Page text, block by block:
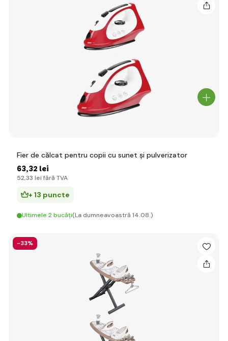
Fier de călcat pentru copii cu sunet și pulverizator
63,32 lei
52,33 lei fără TVA
+ 13 puncte
Ultimele 2 bucăți(La dumneavoastră 14.08.)
-33%